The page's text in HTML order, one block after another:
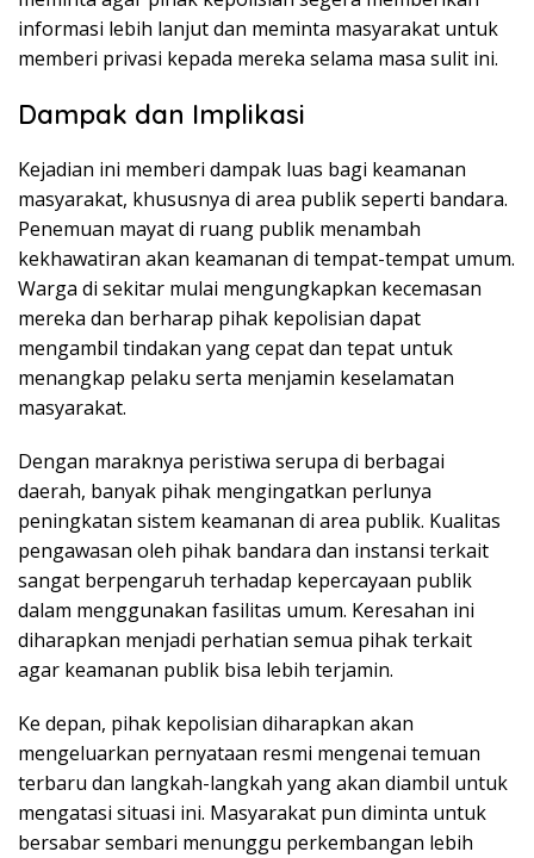
informasi lebih lanjut dan meminta masyarakat untuk
memberi privasi kepada mereka selama masa sulit ini.
Dampak dan Implikasi
Kejadian ini memberi dampak luas bagi keamanan
masyarakat, khususnya di area publik seperti bandara.
Penemuan mayat di ruang publik menambah
kekhawatiran akan keamanan di tempat-tempat umum.
Warga di sekitar mulai mengungkapkan kecemasan
mereka dan berharap pihak kepolisian dapat
mengambil tindakan yang cepat dan tepat untuk
menangkap pelaku serta menjamin keselamatan
masyarakat.
Dengan maraknya peristiwa serupa di berbagai
daerah, banyak pihak mengingatkan perlunya
peningkatan sistem keamanan di area publik. Kualitas
pengawasan oleh pihak bandara dan instansi terkait
sangat berpengaruh terhadap kepercayaan publik
dalam menggunakan fasilitas umum. Keresahan ini
diharapkan menjadi perhatian semua pihak terkait
agar keamanan publik bisa lebih terjamin.
Ke depan, pihak kepolisian diharapkan akan
mengeluarkan pernyataan resmi mengenai temuan
terbaru dan langkah-langkah yang akan diambil untuk
mengatasi situasi ini. Masyarakat pun diminta untuk
bersabar sembari menunggu perkembangan lebih